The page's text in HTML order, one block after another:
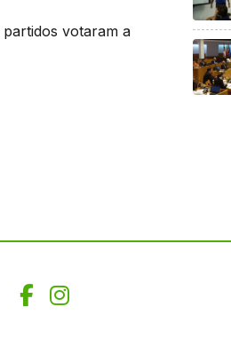
votaram a
Facebook
Instagram